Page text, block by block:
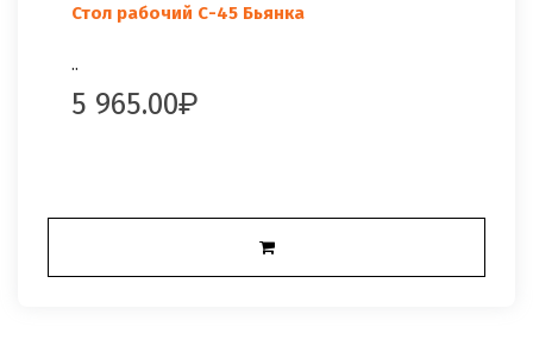
Стол рабочий С-45 Бьянка
..
5 965.00